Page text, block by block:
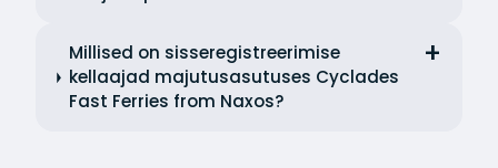
Millised on sisseregistreerimise
kellaajad majutusasutuses Cyclades
Fast Ferries from Naxos?